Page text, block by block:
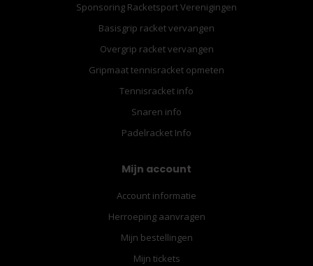
Sponsoring Racketsport Verenigingen
Basisgrip racket vervangen
Overgrip racket vervangen
Gripmaat tennisracket opmeten
Tennisracket info
Snaren info
Padelracket Info
Mijn account
Account informatie
Herroeping aanvragen
Mijn bestellingen
Mijn tickets